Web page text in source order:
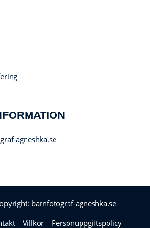
agneshka.se
barnfotograf-agneshka.se
Villkor
Personuppgiftspolicy